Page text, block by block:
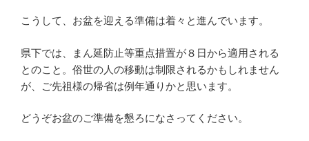
こうして、お盆を迎える準備は着々と進んでいます。
県下では、まん延防止等重点措置が８日から適用される
とのこと。俗世の人の移動は制限されるかもしれません
が、ご先祖様の帰省は例年通りかと思います。
どうぞお盆のご準備を懇ろになさってください。